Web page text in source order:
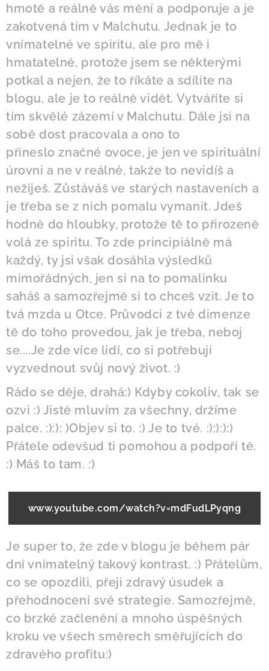
hmotě a reálně vás mění a podporuje a je
zakotvená tím v Malchutu. Jednak je to
vnímatelné ve spiritu, ale pro mě i
hmatatelné, protože jsem se některými
potkal a nejen, že to říkáte a sdílíte na
blogu, ale je to reálně vidět. Vytváříte si
tím skvělé zázemí v Malchutu. Dále jsi na
sobě dost pracovala a ono to
přineslo značné ovoce, je jen ve spirituální
úrovni a ne v reálné, takže to nevidíš a
nežiješ. Zůstáváš ve starých nastaveních a
je třeba se z nich pomalu vymanit. Jdeš
hodně do hloubky, protože tě to přirozeně
volá ze spiritu. To zde principiálně má
každý, ty jsi však dosáhla výsledků
mimořádných, jen si na to pomalinku
saháš a samozřejmě si to chceš vzit. Je to
tvá mzda u Otce. Průvodci z tvé dimenze
tě do toho provedou, jak je třeba, neboj
se....Je zde více lidí, co si potřebují
vyzvednout svůj nový život. :)
Rádo se děje, drahá:) Kdyby cokoliv, tak se
ozvi :) Jistě mluvím za všechny, držíme
palce. :):): )Objev si to. :) Je to tvé. :):):):)
Přátele odevšud ti pomohou a podpoří tě.
:) Máš to tam. :)
www.youtube.com/watch?v=mdFudLPyqng
Je super to, že zde v blogu je během pár
dní vnímatelný takový kontrast. :) Přátelům,
co se opozdili, přeji zdravý úsudek a
přehodnocení své strategie. Samozřejmě,
co brzké začlenění a mnoho úspěšných
kroku ve všech směrech směřujících do
zdravého profitu:)